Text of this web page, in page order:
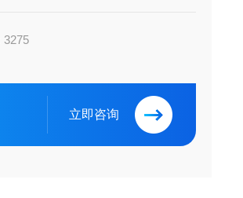
3275
立即咨询